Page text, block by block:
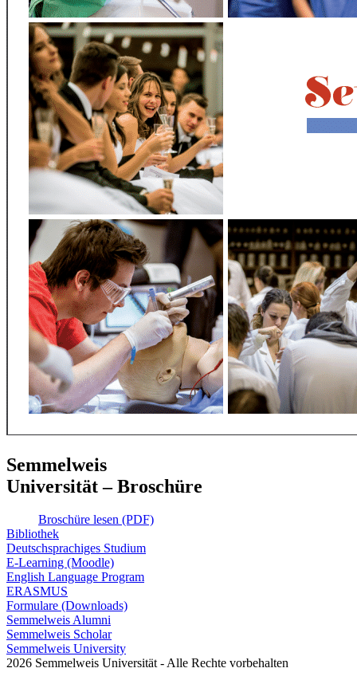
Semmelweis
Universität – Broschüre
Broschüre lesen (PDF)
Bibliothek
Deutschsprachiges Studium
E-Learning (Moodle)
English Language Program
ERASMUS
Formulare (Downloads)
Semmelweis Alumni
Semmelweis Scholar
Semmelweis University
2026 Semmelweis Universität - Alle Rechte vorbehalten